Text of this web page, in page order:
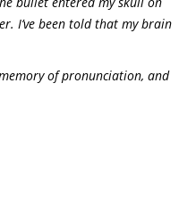
I’ve been told that my brain
of pronunciation, and